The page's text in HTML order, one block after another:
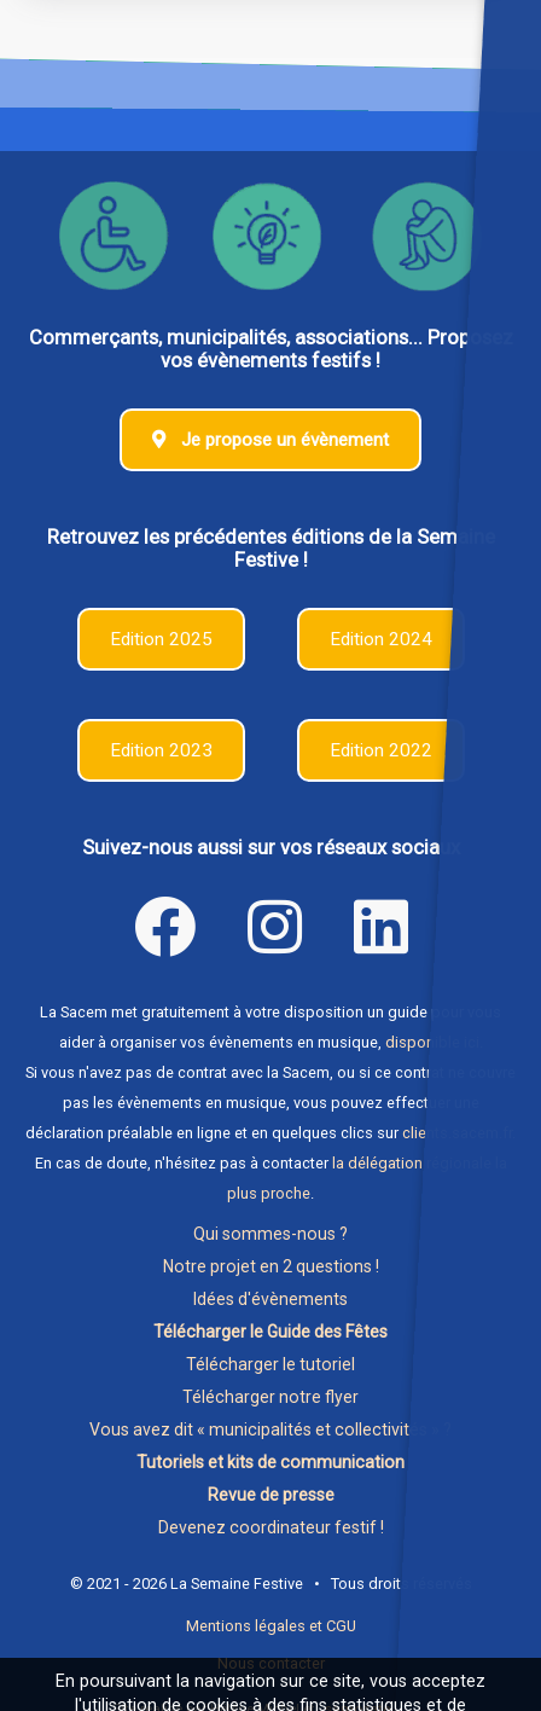
Commerçants, municipalités, associations... Proposez
vos évènements festifs !
Je propose un évènement
Retrouvez les précédentes éditions de la Semaine
Festive !
Edition 2025 Edition 2024
Edition 2023 Edition 2022
Suivez-nous aussi sur vos réseaux sociaux
La Sacem met gratuitement à votre disposition un guide pour vous
aider à organiser vos évènements en musique, disponible ici
Si vous n'avez pas de contrat avec la Sacem, ou si ce contrat ne couvre
pas les évènements en musique, vous pouvez effectuer une
déclaration préalable en ligne et en quelques clics surclients.sacem.fr
En cas de doute, n'hésitez pas à contacter la délégation régionale la
plus proche
Qui sommes-nous ?
Notre projet en 2 questions !
Idées d'évènements
Télécharger le Guide des Fêtes
Télécharger le tutoriel
Télécharger notre flyer
Vous avez dit « municipalités et collectivités » ?
Tutoriels et kits de communication
Revue de presse
Devenez coordinateur festif !
© 2021 - 2026 La Semaine Festive • Tous droits réservés
Mentions légales et CGU
Nous contacter
En poursuivant la navigation sur ce site, vous acceptez
l'utilisation de cookies à des fins statistiques et de